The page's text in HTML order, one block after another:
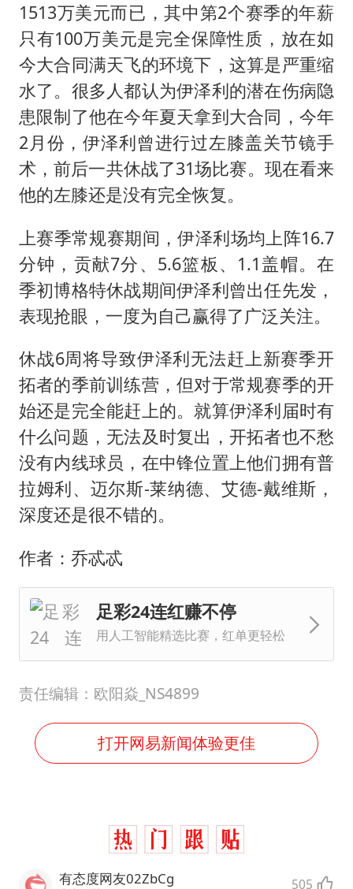
1513万美元而已，其中第2个赛季的年薪
只有100万美元是完全保障性质，放在如
今大合同满天飞的环境下，这算是严重缩
水了。很多人都认为伊泽利的潜在伤病隐
患限制了他在今年夏天拿到大合同，今年
2月份，伊泽利曾进行过左膝盖关节镜手
术，前后一共休战了31场比赛。现在看来
他的左膝还是没有完全恢复。
上赛季常规赛期间，伊泽利场均上阵16.7
分钟，贡献7分、5.6篮板、1.1盖帽。在
季初博格特休战期间伊泽利曾出任先发，
表现抢眼，一度为自己赢得了广泛关注。
休战6周将导致伊泽利无法赶上新赛季开
拓者的季前训练营，但对于常规赛季的开
始还是完全能赶上的。就算伊泽利届时有
什么问题，无法及时复出，开拓者也不愁
没有内线球员，在中锋位置上他们拥有普
拉姆利、迈尔斯-莱纳德、艾德-戴维斯，
深度还是很不错的。
作者：乔忒忒
足彩24连红赚不停
用人工智能精选比赛，红单更轻松
责任编辑：欧阳焱_NS4899
打开网易新闻体验更佳
有态度网友02ZbCg 505